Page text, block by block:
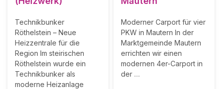
Technikbunker
Röthelstein – Neue
Heizzentrale für die
Region Im steirischen
Röthelstein wurde ein
Technikbunker als
moderne Heizanlage
Moderner Carport für vier
PKW in Mautern In der
Marktgemeinde Mautern
errichten wir einen
modernen 4er-Carport in
der …